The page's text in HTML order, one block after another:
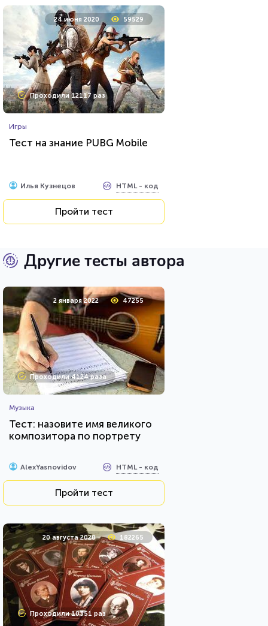
24 июня 2020 59529
Проходили 12117 раз
Игры
Тест на знание PUBG Mobile
Илья Кузнецов HTML - код
Пройти тест
Другие тесты автора
2 января 2022 47255
Проходили 4124 раза
Музыка
Тест: назовите имя великого
композитора по портрету
AlexYasnovidov HTML - код
Пройти тест
20 августа 2020 182265
Проходили 10351 раз